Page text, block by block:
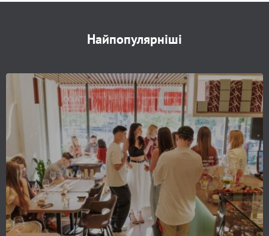
Найпопулярніші